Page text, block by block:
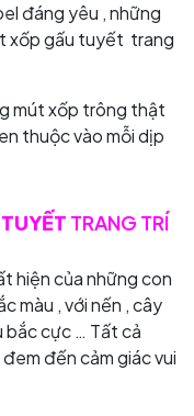
đáng yêu , những
xốp gấu tuyết trang
mút xốp trông thật
thuộc vào mỗi dịp
TRANG TRÍ
hiện của những con
màu , với nến , cây
bắc cực … Tất cả
đến cảm giác vui